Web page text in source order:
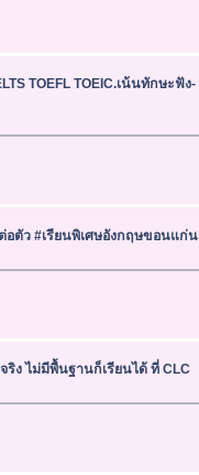
TOEFL TOEIC.เน้นทักษะฟัง-
อตัว #เรียนพิเศษอังกฤษขอนแก่น
ง ไม่มีพื้นฐานก็เรียนได้ ที่ CLC